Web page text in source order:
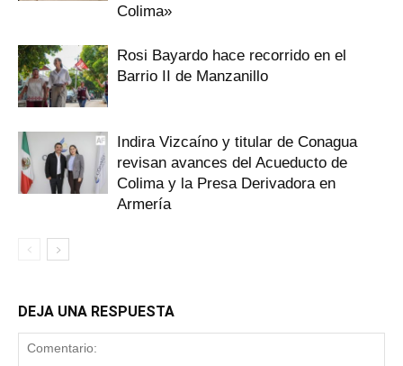
Colima»
Rosi Bayardo hace recorrido en el
Barrio II de Manzanillo
Indira Vizcaíno y titular de Conagua
revisan avances del Acueducto de
Colima y la Presa Derivadora en
Armería
DEJA UNA RESPUESTA